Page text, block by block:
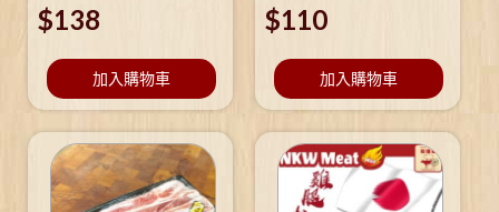
$138
加入購物車
$110
加入購物車